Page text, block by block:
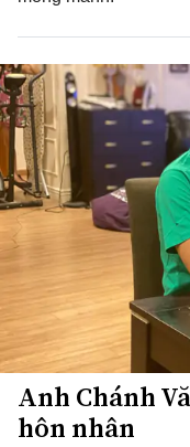
Anh Chánh
hôn nhân